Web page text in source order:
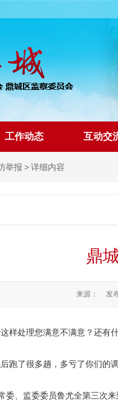
工作动态 互动交
举报 >详细内容
鼎
来源： 发
处理您满意不满意？还有什
了很多趟，多亏了你们的调
监委委员鲁尤全第三次来